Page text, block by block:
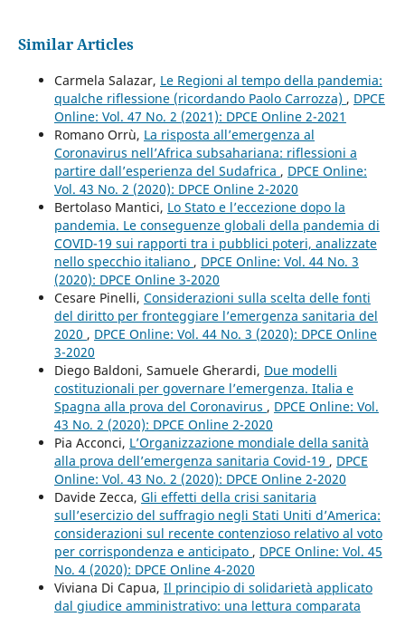
Similar Articles
Carmela Salazar, Le Regioni al tempo della pandemia:
qualche riflessione (ricordando Paolo Carrozza) , DPCE
Online: Vol. 47 No. 2 (2021): DPCE Online 2-2021
Romano Orrù, La risposta all’emergenza al
Coronavirus nell’Africa subsahariana: riflessioni a
partire dall’esperienza del Sudafrica , DPCE Online:
Vol. 43 No. 2 (2020): DPCE Online 2-2020
Bertolaso Mantici, Lo Stato e l’eccezione dopo la
pandemia. Le conseguenze globali della pandemia di
COVID-19 sui rapporti tra i pubblici poteri, analizzate
nello specchio italiano , DPCE Online: Vol. 44 No. 3
(2020): DPCE Online 3-2020
Cesare Pinelli, Considerazioni sulla scelta delle fonti
del diritto per fronteggiare l’emergenza sanitaria del
2020 , DPCE Online: Vol. 44 No. 3 (2020): DPCE Online
3-2020
Diego Baldoni, Samuele Gherardi, Due modelli
costituzionali per governare l’emergenza. Italia e
Spagna alla prova del Coronavirus , DPCE Online: Vol.
43 No. 2 (2020): DPCE Online 2-2020
Pia Acconci, L’Organizzazione mondiale della sanità
alla prova dell’emergenza sanitaria Covid-19 , DPCE
Online: Vol. 43 No. 2 (2020): DPCE Online 2-2020
Davide Zecca, Gli effetti della crisi sanitaria
sull’esercizio del suffragio negli Stati Uniti d’America:
considerazioni sul recente contenzioso relativo al voto
per corrispondenza e anticipato , DPCE Online: Vol. 45
No. 4 (2020): DPCE Online 4-2020
Viviana Di Capua, Il principio di solidarietà applicato
dal giudice amministrativo: una lettura comparata